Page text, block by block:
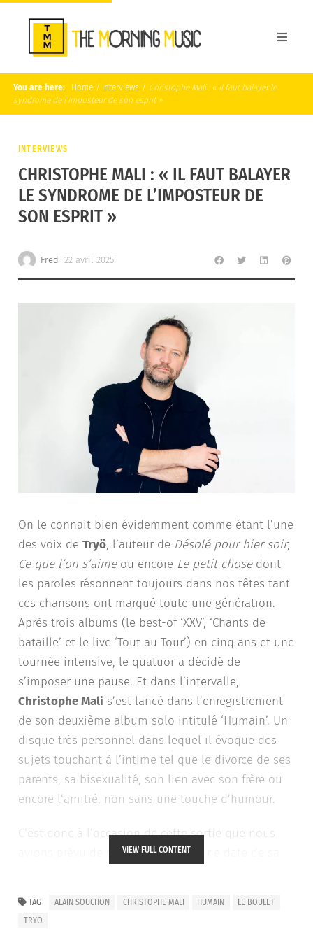
You are here: Home / Interviews / Christophe Mali : « Il faut balayer le
syndrome de l’imposteur de son esprit »
INTERVIEWS
CHRISTOPHE MALI : « IL FAUT BALAYER
LE SYNDROME DE L’IMPOSTEUR DE
SON ESPRIT »
Fred 22 avril 2025
On le connait bien évidemment comme étant l’une
des voix de Tryö, l’auteur de Désolé pour hier soir,
Ce que l’on s’aimeou encore Le petit chosedont
les paroles résonnent toujours dans nos têtes tant
ces chansons ont marqué toute une génération.
Après trois albums (le best-of ‘XXV’, ‘Chants de
bataille’ et le live ‘Tout au Tour’) en cinq ans et une
tournée intensive, le quatuor a décidé de
s’imposer une pause. Et dans l’intervalle,
Christophe Mali s’est lancé dans l’enregistrement
de son deuxième album solo intitulé ‘Humain’. Un
disque très personnel dans lequel il évoque des
sujets touchant à l’intime tel que le divorce de ses
parents, sa bisexualité, son lien avec son frère ou
encore l’amitié, non sans une touche d’humour.
C’est donc à l’occasion de cette sortie que nous
avions prévu de se rencontrer sur une date de sa
VIEW FULL CONTENT
TAG ALAIN SOUCHON CHRISTOPHE MALI HUMAIN
LE BOULET
TRYO